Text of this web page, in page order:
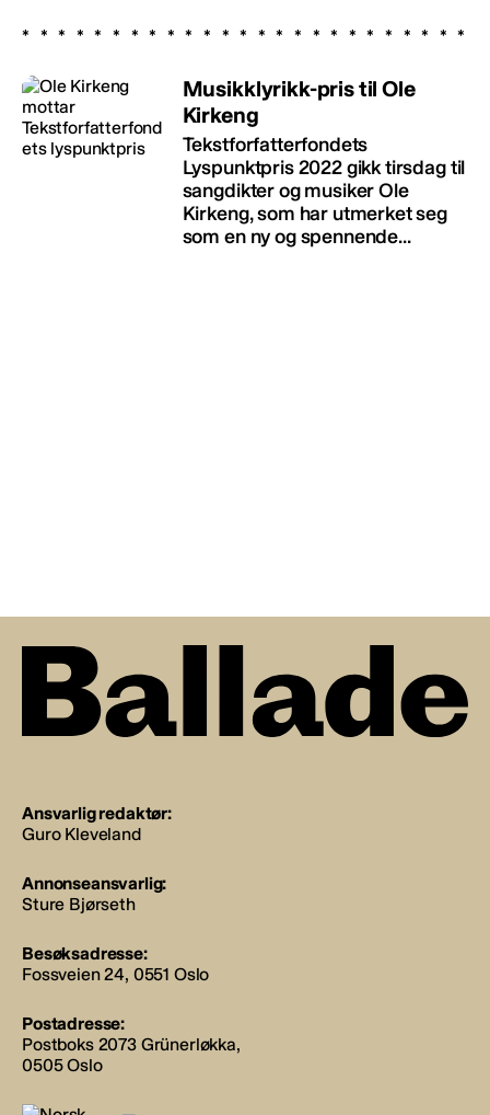
Musikklyrikk-pris til Ole
Kirkeng
Tekstforfatterfondets
Lyspunktpris 2022 gikk tirsdag til
sangdikter og musiker Ole
Kirkeng, som har utmerket seg
som en ny og spennende...
Ansvarlig redaktør:
Guro Kleveland
Annonseansvarlig:
Sture Bjørseth
Besøksadresse:
Fossveien 24, 0551 Oslo
Postadresse:
Postboks 2073 Grünerløkka,
0505 Oslo